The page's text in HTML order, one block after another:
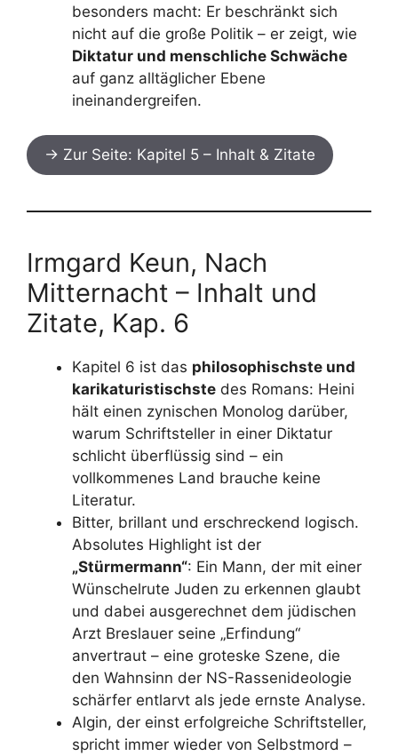
besonders macht: Er beschränkt sich
nicht auf die große Politik – er zeigt, wie
Diktatur und menschliche Schwäche
auf ganz alltäglicher Ebene
ineinandergreifen.
→ Zur Seite: Kapitel 5 – Inhalt & Zitate
Irmgard Keun, Nach
Mitternacht – Inhalt und
Zitate, Kap. 6
Kapitel 6 ist das philosophischste und
karikaturistischste des Romans: Heini
hält einen zynischen Monolog darüber,
warum Schriftsteller in einer Diktatur
schlicht überflüssig sind – ein
vollkommenes Land brauche keine
Literatur.
Bitter, brillant und erschreckend logisch.
Absolutes Highlight ist der
„Stürmermann“: Ein Mann, der mit einer
Wünschelrute Juden zu erkennen glaubt
und dabei ausgerechnet dem jüdischen
Arzt Breslauer seine „Erfindung“
anvertraut – eine groteske Szene, die
den Wahnsinn der NS-Rassenideologie
schärfer entlarvt als jede ernste Analyse.
Algin, der einst erfolgreiche Schriftsteller,
spricht immer wieder von Selbstmord –